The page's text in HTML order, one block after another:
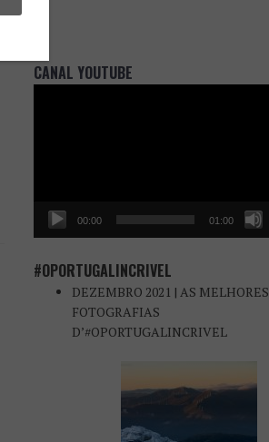
CANAL YOUTUBE
00:00 01:00
#OPORTUGALINCRIVEL
DEZEMBRO 2021 | AS MELHORES
FOTOGRAFIAS
D’#OPORTUGALINCRIVEL